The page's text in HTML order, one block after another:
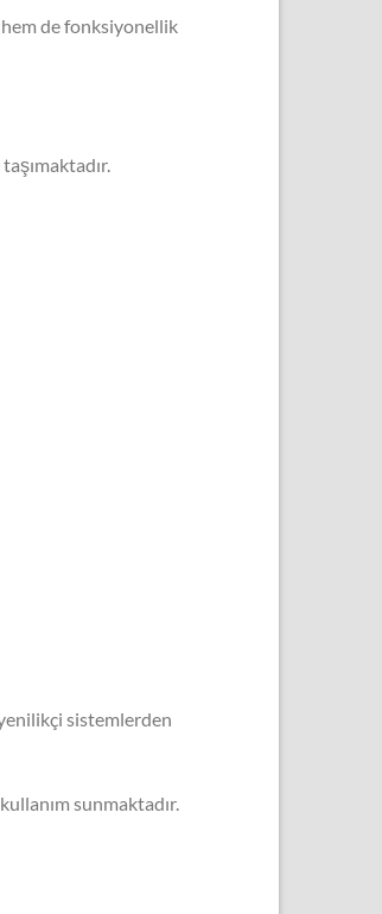
hem de fonksiyonellik
sistemlerden
sunmaktadır.